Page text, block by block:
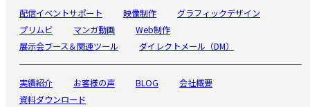
配信イベントサポート 映像制作
グラフィックデザイン
プリムビ
マンガ動画
Web制作
展示会ブース＆関連ツール
ダイレクトメール（DM）
実績紹介 お客様の声 BLOG
会社概要
資料ダウンロード